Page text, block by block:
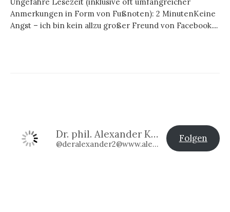
Anmerkungen in Form von Fußnoten): 2 MinutenKeine
Angst – ich bin kein allzu großer Freund von Facebook....
Dr. phil. Alexander Klier
@deralexander2@www.alexander-klier.net
Folgen